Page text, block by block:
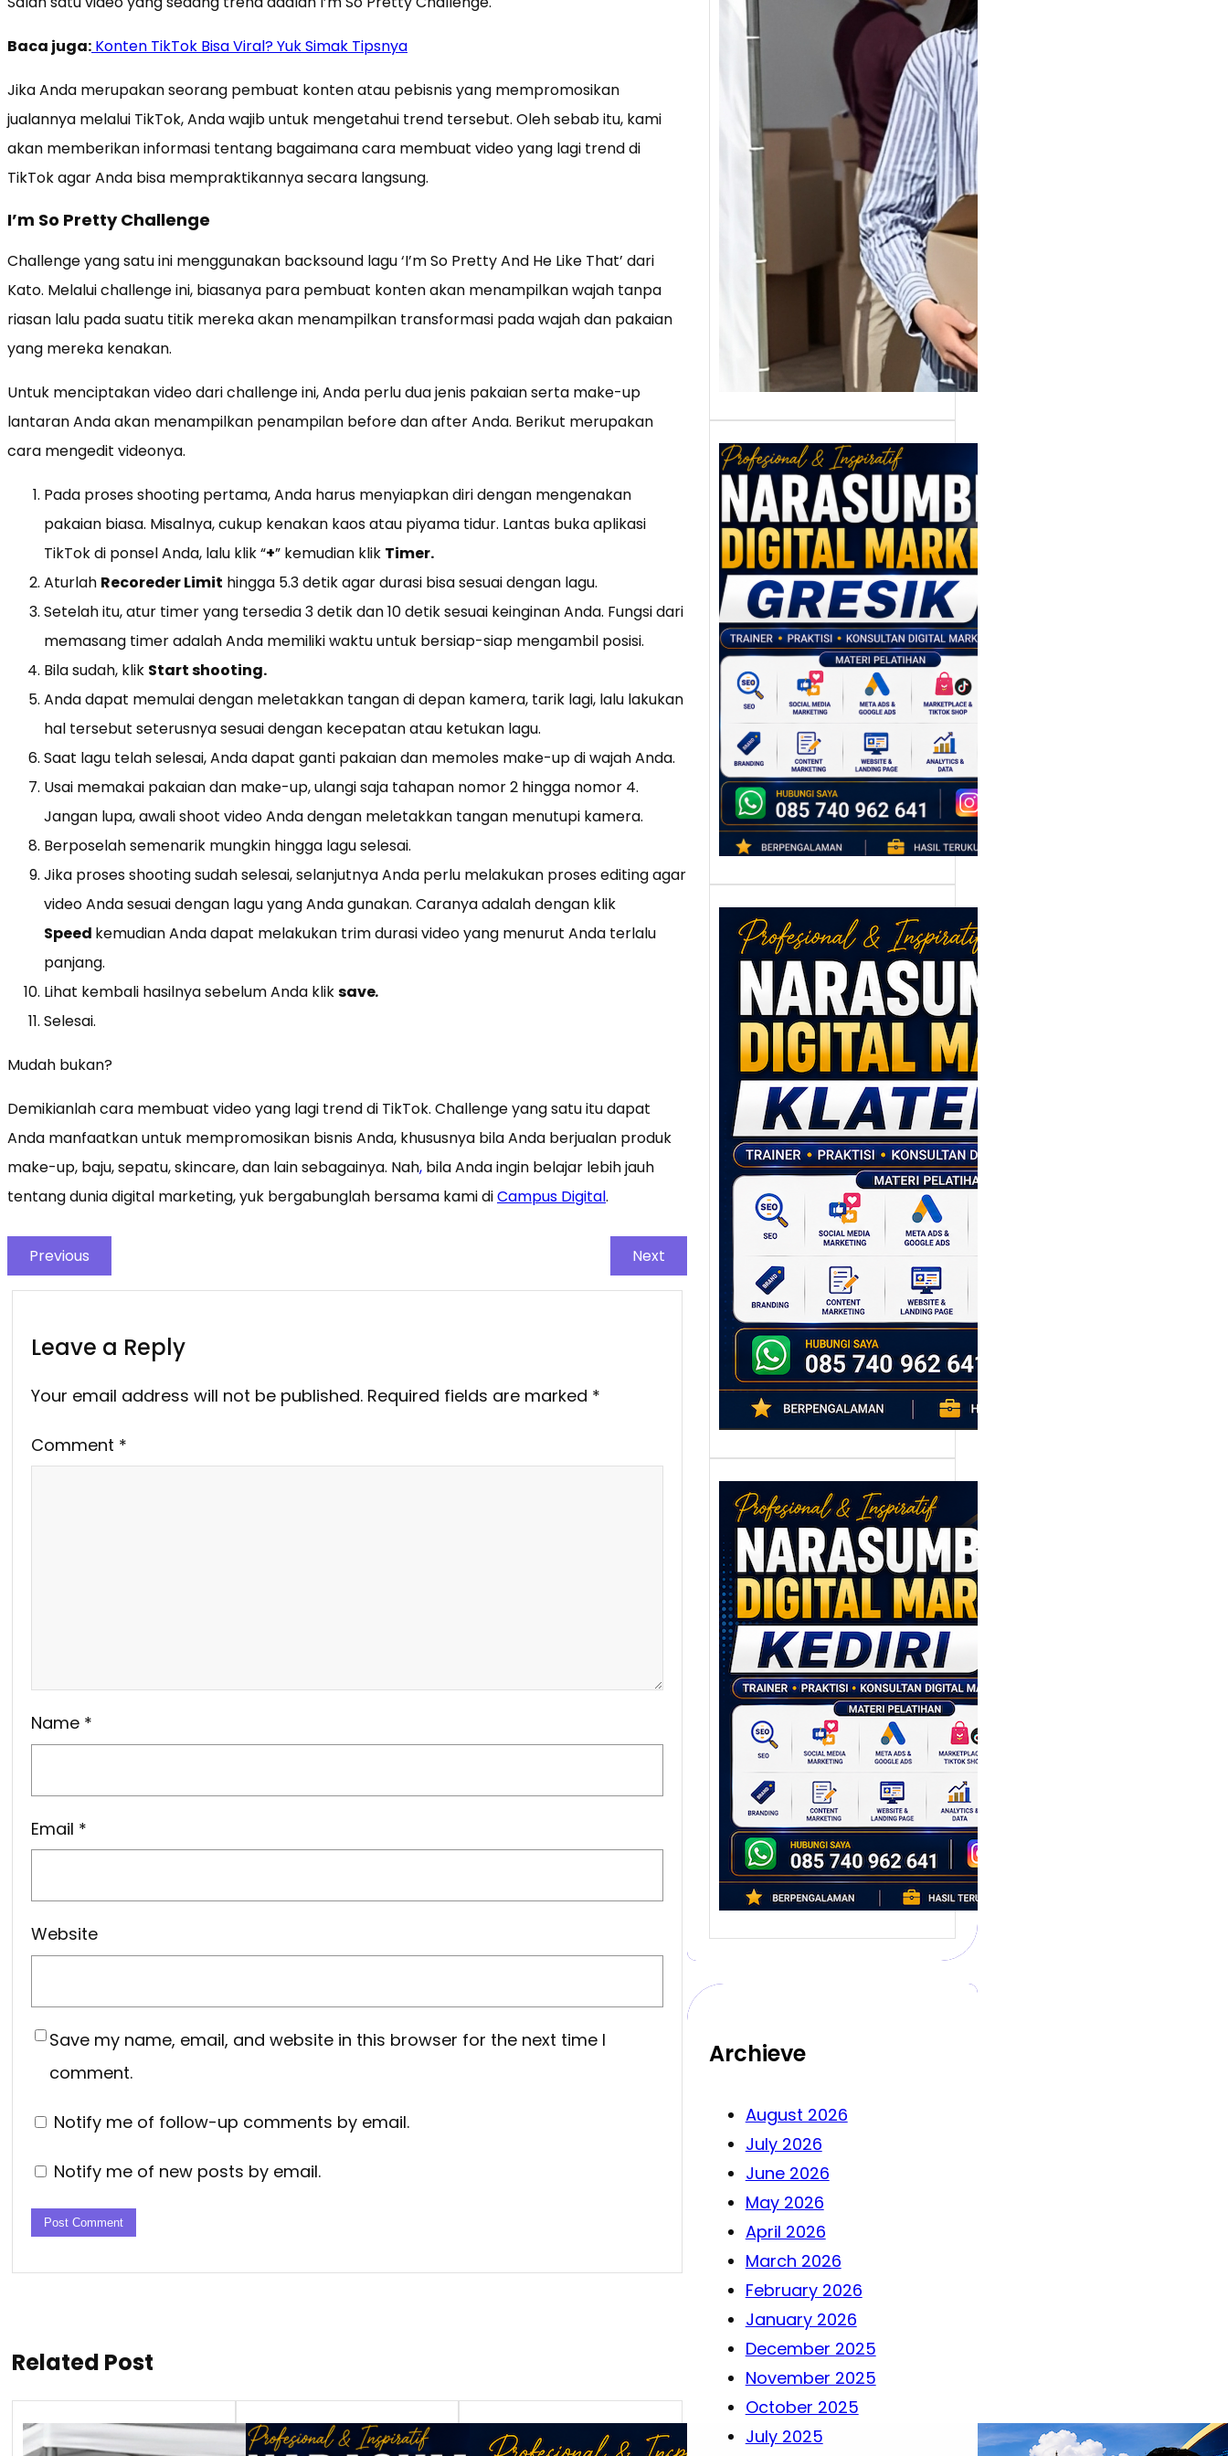
Baca juga: Konten TikTok Bisa Viral? Yuk Simak Tipsnya
Jika Anda merupakan seorang pembuat konten atau pebisnis yang mempromosikan
jualannya melalui TikTok, Anda wajib untuk mengetahui trend tersebut. Oleh sebab itu, kami
akan memberikan informasi tentang bagaimana cara membuat video yang lagi trend di
TikTok agar Anda bisa mempraktikannya secara langsung.
I’m So Pretty Challenge
Challenge yang satu ini menggunakan backsound lagu ‘I’m So Pretty And He Like That’ dari
Kato. Melalui challenge ini, biasanya para pembuat konten akan menampilkan wajah tanpa
riasan lalu pada suatu titik mereka akan menampilkan transformasi pada wajah dan pakaian
yang mereka kenakan.
Untuk menciptakan video dari challenge ini, Anda perlu dua jenis pakaian serta make-up
lantaran Anda akan menampilkan penampilan before dan after Anda. Berikut merupakan
cara mengedit videonya.
Pada proses shooting pertama, Anda harus menyiapkan diri dengan mengenakan
pakaian biasa. Misalnya, cukup kenakan kaos atau piyama tidur. Lantas buka aplikasi
TikTok di ponsel Anda, lalu klik “+” kemudian klik Timer.
Aturlah Recoreder Limit hingga 5.3 detik agar durasi bisa sesuai dengan lagu.
Setelah itu, atur timer yang tersedia 3 detik dan 10 detik sesuai keinginan Anda. Fungsi dari
memasang timer adalah Anda memiliki waktu untuk bersiap-siap mengambil posisi.
Bila sudah, klik Start shooting.
Anda dapat memulai dengan meletakkan tangan di depan kamera, tarik lagi, lalu lakukan
hal tersebut seterusnya sesuai dengan kecepatan atau ketukan lagu.
Saat lagu telah selesai, Anda dapat ganti pakaian dan memoles make-up di wajah Anda.
Usai memakai pakaian dan make-up, ulangi saja tahapan nomor 2 hingga nomor 4.
Jangan lupa, awali shoot video Anda dengan meletakkan tangan menutupi kamera.
Berposelah semenarik mungkin hingga lagu selesai.
Jika proses shooting sudah selesai, selanjutnya Anda perlu melakukan proses editing agar
video Anda sesuai dengan lagu yang Anda gunakan. Caranya adalah dengan klik
Speed kemudian Anda dapat melakukan trim durasi video yang menurut Anda terlalu
panjang.
Lihat kembali hasilnya sebelum Anda kliksave.
Selesai.
Mudah bukan?
Demikianlah cara membuat video yang lagi trend di TikTok. Challenge yang satu itu dapat
Anda manfaatkan untuk mempromosikan bisnis Anda, khususnya bila Anda berjualan produk
make-up, baju, sepatu, skincare, dan lain sebagainya. Nah, bila Anda ingin belajar lebih jauh
tentang dunia digital marketing, yuk bergabunglah bersama kami diCampus Digital.
Previous Next
Leave a Reply
Your email address will not be published. Required fields are marked *
Comment *
Name *
Email *
Website
Save my name, email, and website in this browser for the next time I
comment.
Notify me of follow-up comments by email.
Notify me of new posts by email.
Related Post
Tik Tok Buat
Jualan, Gimana
Strateginya ?
Baca Juga Cara
Berjualan Di Tiktokshop
TikTok menjadi tempat
Narasumber
Digital Marketing
Gresik:
Meningkatkan
Daya Saing SDM
dan Bisnis di Era
Transformasi
Digital
Perkembangan dunia
industri tidak hanya
mengubah cara
perusahaan
memproduksi barang,…
Narasumber
Digital Marketing
Klaten: Membantu
UMKM dan SDM
Lokal Naik Kelas
Melalui Strategi
Digital
Setiap daerah memiliki
potensi ekonomi yang
berbeda, dan Klaten
adalah…
Narasumber
Digital Marketing
Kediri: Membangun
Strategi
Pemasaran
Berbasis Data
untuk Bisnis yang
Bertumbuh
Digital marketing telah
mengubah cara bisnis
berkembang. Dulu,
promosi banyak…
Archieve
August 2026
July 2026
June 2026
May 2026
April 2026
March 2026
February 2026
January 2026
December 2025
November 2025
October 2025
July 2025